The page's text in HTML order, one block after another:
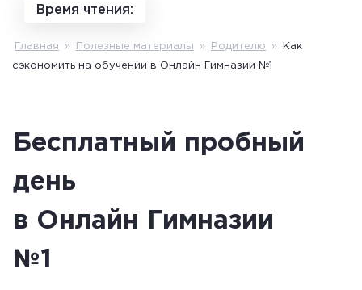
Время чтения:
Главная » Полезные материалы » Родителю » Как
сэкономить на обучении в Онлайн Гимназии №1
Бесплатный пробный
день
в Онлайн Гимназии
№1